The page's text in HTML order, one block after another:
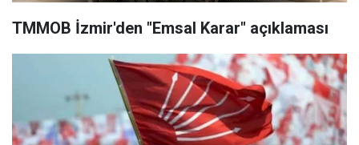
TMMOB İzmir'den "Emsal Karar" açıklaması